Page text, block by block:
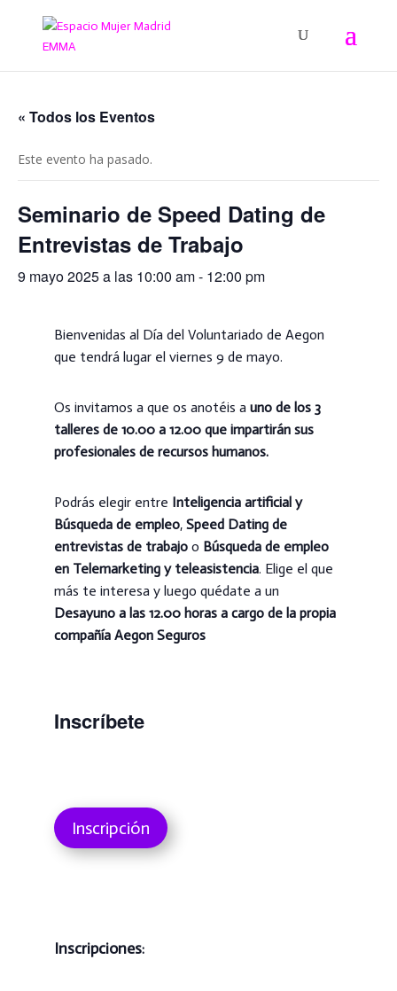
« Todos los Eventos
Este evento ha pasado.
Seminario de Speed Dating de
Entrevistas de Trabajo
9 mayo 2025 a las 10:00 am- 12:00 pm
Bienvenidas al Día del Voluntariado de Aegon
que tendrá lugar el viernes 9 de mayo.
Os invitamos a que os anotéis a uno de los 3
talleres de 10.00 a 12.00 que impartirán sus
profesionales de recursos humanos.
Podrás elegir entre Inteligencia artificial y
Búsqueda de empleo,Speed Dating de
entrevistas de trabajoo Búsqueda de empleo
en Telemarketing y teleasistencia. Elige el que
más te interesa y luego quédate a un
Desayuno a las 12.00 horas a cargo de la propia
compañía Aegon Seguros
Inscríbete
Inscripción
Inscripciones: